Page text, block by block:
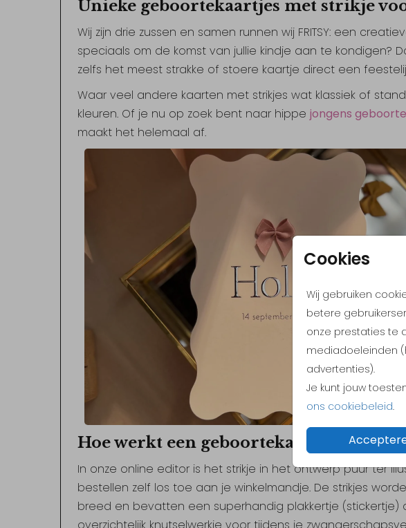
Cookies
Wij gebruiken
betere
onze prestaties te
mediadoeleinden
advertenties).
Je kunt jouw
ons cookiebeleid.
Unieke geboortekaartjes met strikje
Wij zijn drie zussen en samen runnen wij FRITSY: een
speciaals om de komst van jullie kindje aan te kondigen?
zelfs het meest strakke of stoere kaartje direct een
Waar veel andere kaarten met strikjes wat klassiek of
kleuren. Of je nu op zoek bent naar hippe jongens
maakt het helemaal af.
Hoe werkt een geboortekaartje strikje
In onze online editor is het strikje in het ontwerp puur ter
bestellen zelf los toe aan je winkelmandje. De strikjes
breed en bevatten een superhandig plakkertje (stickertje)